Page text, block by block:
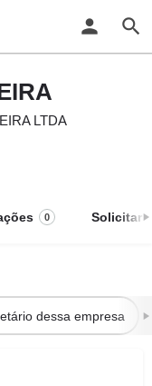
LTDA
0 Solicitar
dessa empresa